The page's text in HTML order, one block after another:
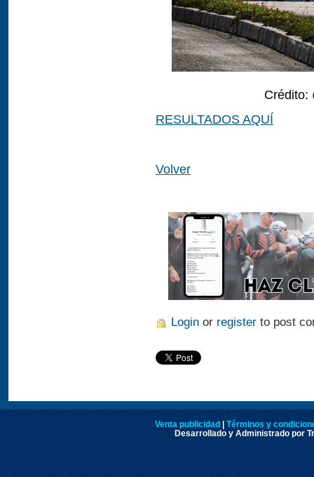
Crédito:
RESULTADOS AQUÍ
Volver
Login or register to post
Venta publicidad | Términos y
Desarrollado y Administrado por